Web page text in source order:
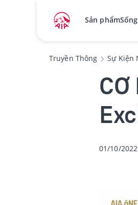
Sản phẩm
Truyền Thông Sự Kiện
CƠ
01/10/2022